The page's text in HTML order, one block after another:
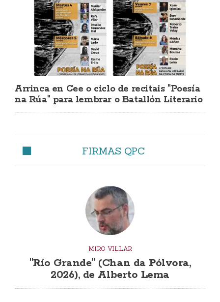
Arrinca en Cee o ciclo de recitais "Poesía
na Rúa" para lembrar o Batallón Literario
FIRMAS QPC
MIRO VILLAR
"Río Grande" (Chan da Pólvora,
2026), de Alberto Lema